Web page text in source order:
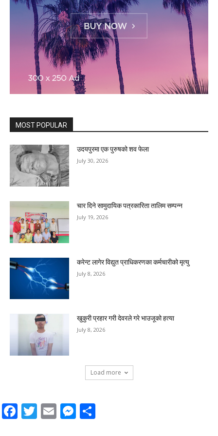
MOST POPULAR
उदयपुरमा एक पुरुषको शव फेला
July 30, 2026
चार दिने सामुदायिक पत्रकारिता तालिम सम्पन्न
July 19, 2026
करेन्ट लागेर विद्युत प्राधिकरणका कर्मचारीको मृत्यु
July 8, 2026
खुकुरी प्रहार गरी देवरले गरे भाउजूको हत्या
July 8, 2026
Load more
Facebook
Twitter
EmailMessenger